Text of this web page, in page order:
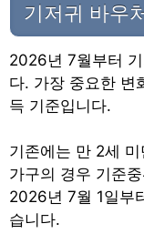
기저귀 바우
2026년 7월부터
다. 가장 중요한 변
득 기준입니다.
기존에는 만 2세
가구의 경우 기준
2026년 7월 1일부
습니다.